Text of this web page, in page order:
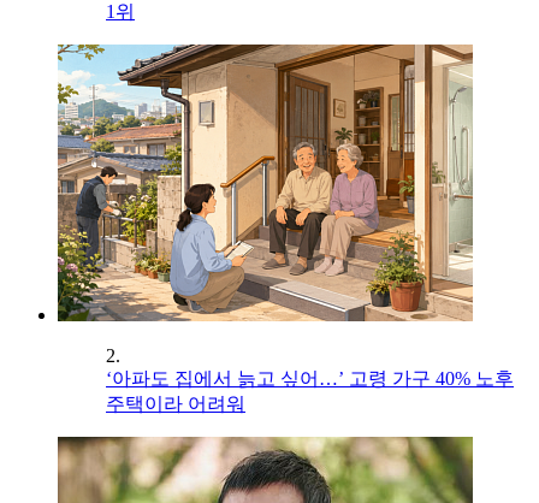
1위
2.
‘아파도 집에서 늙고 싶어…’ 고령 가구 40% 노후
주택이라 어려워